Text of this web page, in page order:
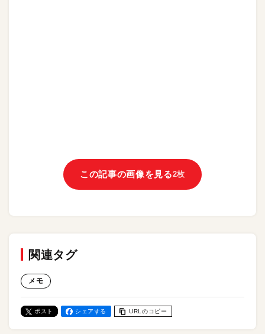
この記事の画像を見る2枚
関連タグ
メモ
ポスト シェアする URLのコピー